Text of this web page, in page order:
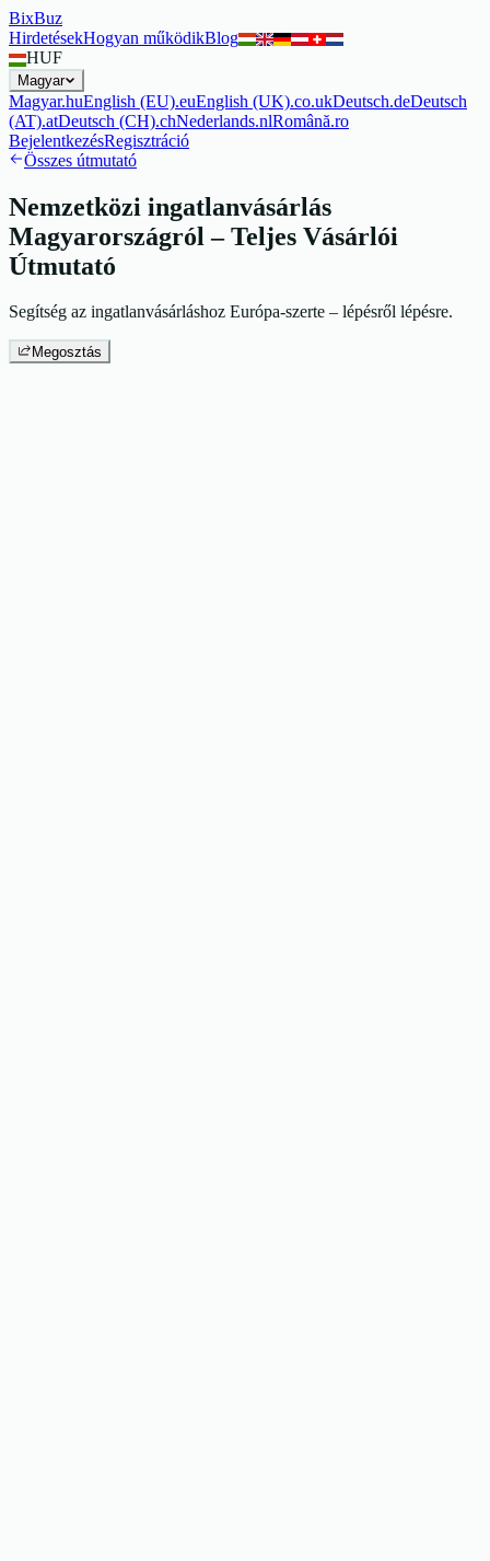
BixBuz
HirdetésekHogyan működikBlog
HUF
Magyar
Magyar.huEnglish (EU).euEnglish (UK).co.ukDeutsch.deDeutsch
(AT).atDeutsch (CH).chNederlands.nlRomână.ro
BejelentkezésRegisztráció
Összes útmutató
Nemzetközi ingatlanvásárlás
Magyarországról – Teljes Vásárlói
Útmutató
Segítség az ingatlanvásárláshoz Európa-szerte – lépésről lépésre.
Megosztás